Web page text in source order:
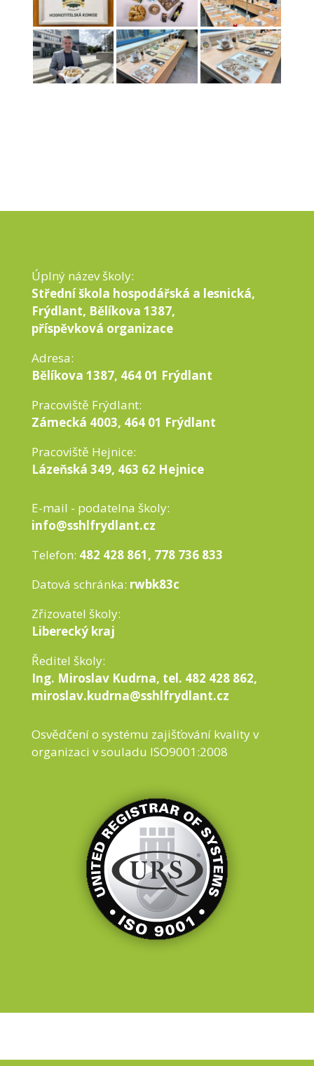
Úplný název školy:
Střední škola hospodářská a lesnická,
Frýdlant, Bělíkova 1387,
příspěvková organizace
Adresa:
Bělíkova 1387, 464 01 Frýdlant
Pracoviště Frýdlant:
Zámecká 4003, 464 01 Frýdlant
Pracoviště Hejnice:
Lázeňská 349, 463 62 Hejnice
E-mail - podatelna školy:
info@sshlfrydlant.cz
Telefon: 482 428 861, 778 736 833
Datová schránka: rwbk83c
Zřizovatel školy:
Liberecký kraj
Ředitel školy:
Ing. Miroslav Kudrna, tel. 482 428 862,
miroslav.kudrna@sshlfrydlant.cz
Osvědčení o systému zajišťování kvality v
organizaci v souladu ISO9001:2008